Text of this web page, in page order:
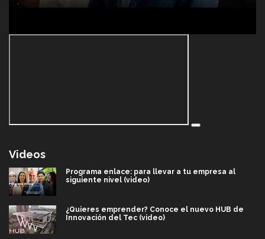
Videos
Programa enlace: para llevar a tu empresa al
siguiente nivel (video)
¿Quieres emprender? Conoce el nuevo HUB de
Innovación del Tec (video)